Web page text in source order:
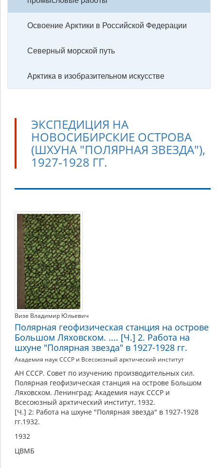
Освоение Арктики в Российской Федерации
Северный морской путь
Арктика в изобразительном искусстве
ЭКСПЕДИЦИЯ НА
НОВОСИБИРСКИЕ ОСТРОВА
(ШХУНА "ПОЛЯРНАЯ ЗВЕЗДА"),
1927-1928 ГГ.
Экспедиция
на
Новосибирские
острова
(шхуна
"Полярная
звезда"),
1927-
1928
гг.
Визе Владимир Юльевич
Полярная геофизическая станция на острове
Большом Ляховском. .... [Ч.] 2. Работа на
шхуне "Полярная звезда" в 1927-1928 гг.
Академия наук СССР и Всесоюзный арктический институт
АН СССР. Совет по изучению производительных сил.
Полярная геофизическая станция на острове Большом
Ляховском. Ленинград: Академия наук СССР и
Всесоюзный арктический институт, 1932.
[Ч.] 2: Работа на шхуне "Полярная звезда" в 1927-1928
гг.1932.
1932
ЦВМБ